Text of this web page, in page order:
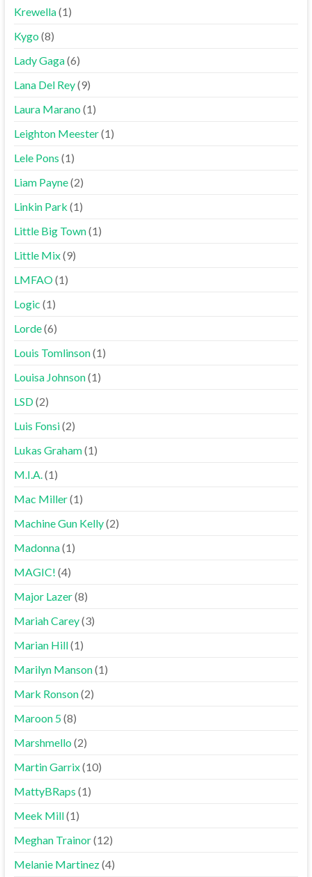
Krewella(1)
Kygo(8)
Lady Gaga(6)
Lana Del Rey(9)
Laura Marano(1)
Leighton Meester(1)
Lele Pons (1)
Liam Payne(2)
Linkin Park (1)
Little Big Town(1)
Little Mix(9)
LMFAO(1)
Logic (1)
Lorde(6)
Louis Tomlinson(1)
Louisa Johnson(1)
LSD(2)
Luis Fonsi(2)
Lukas Graham(1)
M.I.A. (1)
Mac Miller(1)
Machine Gun Kelly(2)
Madonna(1)
MAGIC! (4)
Major Lazer(8)
Mariah Carey(3)
Marian Hill(1)
Marilyn Manson(1)
Mark Ronson(2)
Maroon 5(8)
Marshmello(2)
Martin Garrix(10)
MattyBRaps (1)
Meek Mill(1)
Meghan Trainor(12)
Melanie Martinez(4)